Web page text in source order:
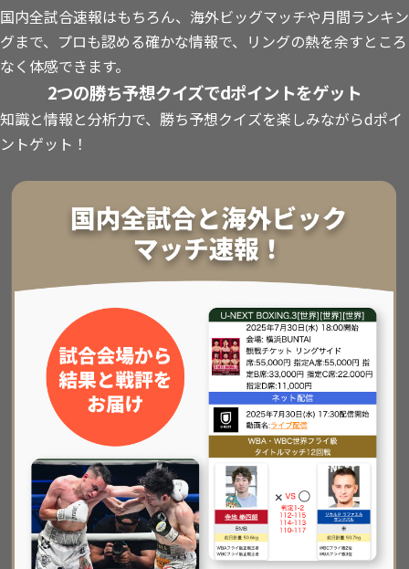
国内全試合速報はもちろん、海外ビッグマッチや月間ランキン
グまで、プロも認める確かな情報で、リングの熱を余すところ
なく体感できます。
2つの勝ち予想クイズでdポイントをゲット
知識と情報と分析力で、勝ち予想クイズを楽しみながらdポイ
ントゲット！